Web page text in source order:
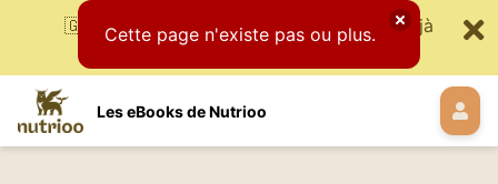
🇬🇧 Available in English soon 🇫🇷🇨🇦 Déjà
disponible
Les eBooks de Nutrioo
Cette page n'existe pas ou plus.